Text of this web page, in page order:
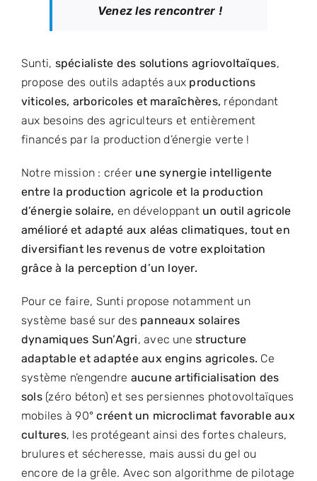
Venez les rencontrer !
Sunti, spécialiste des solutions agriovoltaïques,
propose des outils adaptés aux productions
viticoles, arboricoles et maraîchères, répondant
aux besoins des agriculteurs et entièrement
financés par la production d’énergie verte !
Notre mission : créer une synergie intelligente
entre la production agricole et la production
d’énergie solaire, en développant un outil agricole
amélioré et adapté aux aléas climatiques, tout en
diversifiant les revenus de votre exploitation
grâce à la perception d’un loyer.
Pour ce faire, Sunti propose notamment un
système basé sur des panneaux solaires
dynamiques Sun’Agri, avec unestructure
adaptable et adaptée aux engins agricoles. Ce
système n’engendre aucune artificialisation des
sols(zéro béton) et ses persiennes photovoltaïques
mobiles à 90°créent un microclimat favorable aux
cultures, les protégeant ainsi des fortes chaleurs,
brulures et sécheresse, mais aussi du gel ou
encore de la grêle. Avec son algorithme de pilotage